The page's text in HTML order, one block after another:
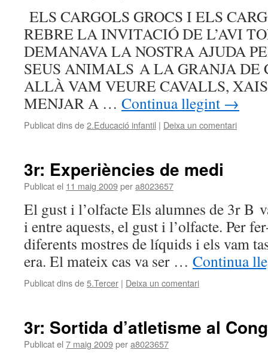
ELS CARGOLS GROCS I ELS
REBRE LA INVITACIÓ DE L’AVI
DEMANAVA LA NOSTRA AJUDA
SEUS ANIMALS A LA GRANJA DE
ALLÀ VAM VEURE CAVALLS,
MENJAR A … Continua llegint →
Publicat dins de2.Educació infantil | Deixa un comentari
3r: Experiències de medi
Publicat el 11 maig 2009pera8023657
El gust i l’olfacte Els alumnes de 3r B
i entre aquests, el gust i l’olfacte. Per
diferents mostres de líquids i els vam
era. El mateix cas va ser … Continua
Publicat dins de5.Tercer | Deixa un comentari
3r: Sortida d’atletisme al
Publicat el 7 maig 2009pera8023657